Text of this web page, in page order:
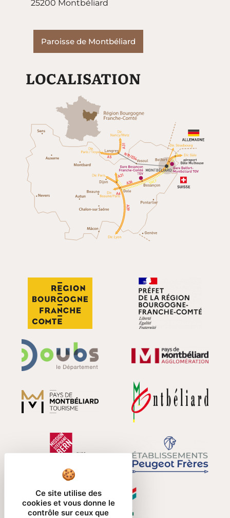
25200 Montbéliard
Paroisse de Montbéliard
LOCALISATION
Ce site utilise des
cookies et vous donne le
contrôle sur ceux que